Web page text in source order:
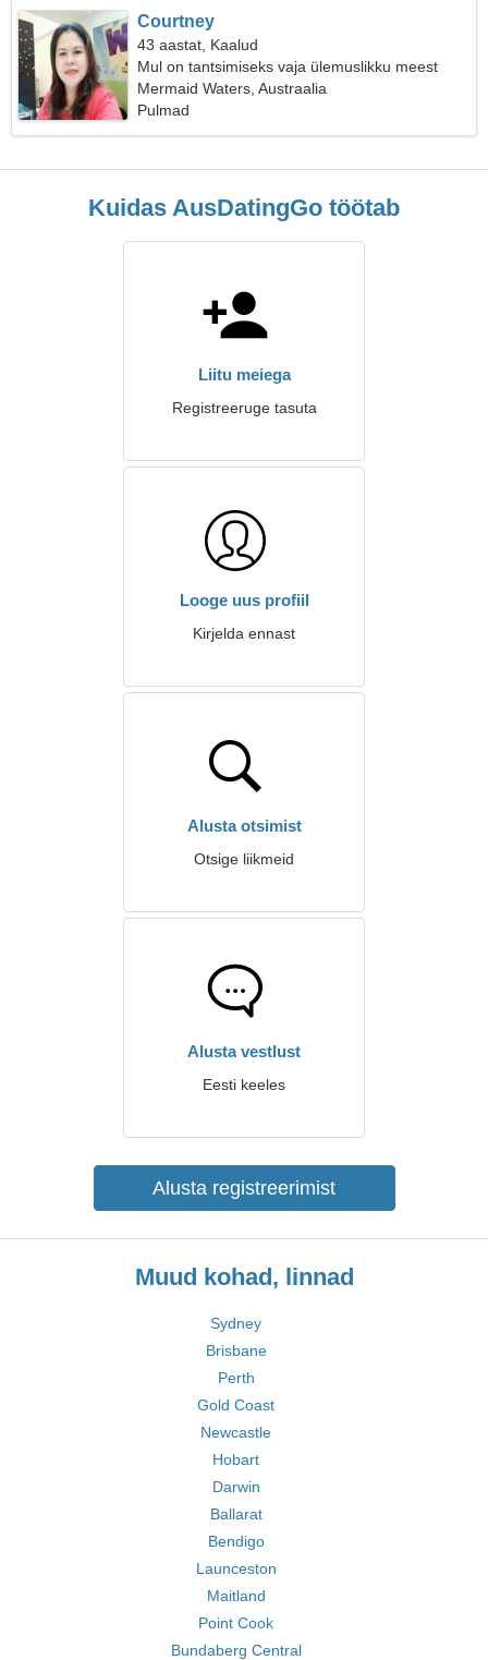
Courtney
43 aastat, Kaalud
Mul on tantsimiseks vaja ülemuslikku meest
Mermaid Waters, Austraalia
Pulmad
Kuidas AusDatingGo töötab
Liitu meiega
Registreeruge tasuta
Looge uus profiil
Kirjelda ennast
Alusta otsimist
Otsige liikmeid
Alusta vestlust
Eesti keeles
Alusta registreerimist
Muud kohad, linnad
Sydney
Brisbane
Perth
Gold Coast
Newcastle
Hobart
Darwin
Ballarat
Bendigo
Launceston
Maitland
Point Cook
Bundaberg Central